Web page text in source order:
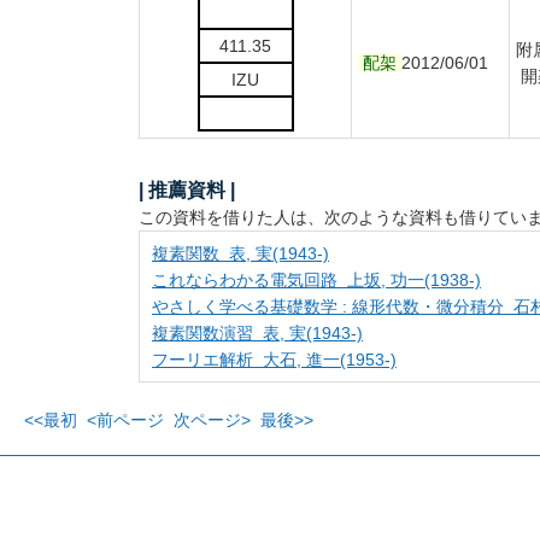
411.35
IZU
配架 2012/06/01
附
| 推薦資料 |
この資料を借りた人は、次のような資料も借りてい
複素関数 表, 実(1943-)
これならわかる電気回路 上坂, 功一(1938-)
やさしく学べる基礎数学 : 線形代数・微分積分 石
複素関数演習 表, 実(1943-)
フーリエ解析 大石, 進一(1953-)
<<最初 <前ページ 次ページ> 最後>>